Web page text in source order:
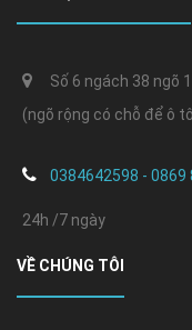
Số 6 ngách 38 ngõ
(ngõ rộng có chỗ để ô
0384642598 - 0869
24h /7 ngày
VỀ CHÚNG TÔI